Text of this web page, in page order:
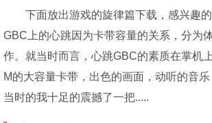
下面放出游戏的旋律篇下载，感兴趣
GBC上的心跳因为卡带容量的关系，分为
作。就当时而言，心跳GBC的素质在掌机
M的大容量卡带，出色的画面，动听的音
当时的我十足的震撼了一把.....